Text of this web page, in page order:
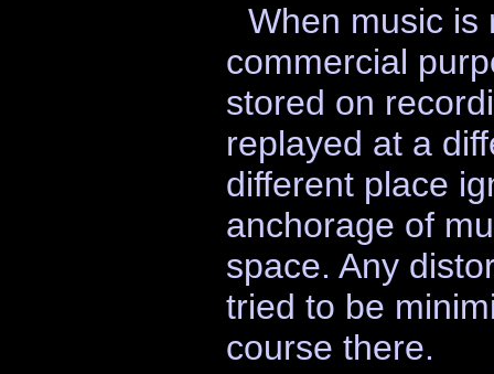
When music is
commercial
stored on
replayed at a
different place
anchorage of
space. Any
tried to be
course there.